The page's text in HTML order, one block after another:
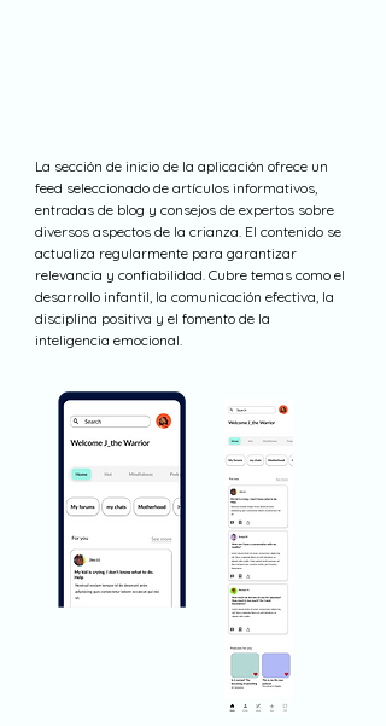
La sección de inicio de la aplicación ofrece un
feed seleccionado de artículos informativos,
entradas de blog y consejos de expertos sobre
diversos aspectos de la crianza. El contenido se
actualiza regularmente para garantizar
relevancia y confiabilidad. Cubre temas como el
desarrollo infantil, la comunicación efectiva, la
disciplina positiva y el fomento de la
inteligencia emocional.